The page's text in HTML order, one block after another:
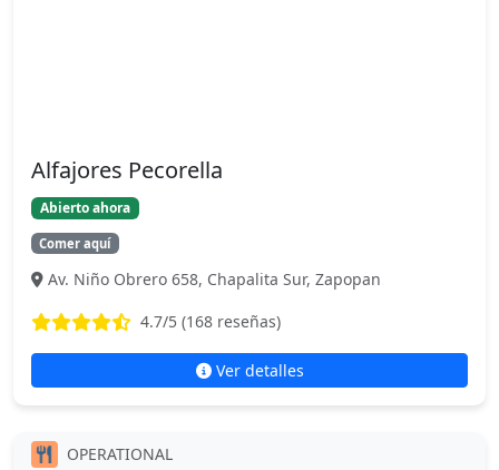
Alfajores Pecorella
Abierto ahora
Comer aquí
Av. Niño Obrero 658, Chapalita Sur, Zapopan
4.7/5 (168 reseñas)
Ver detalles
OPERATIONAL